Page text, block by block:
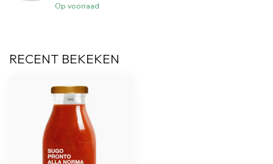
Op voorraad
RECENT BEKEKEN